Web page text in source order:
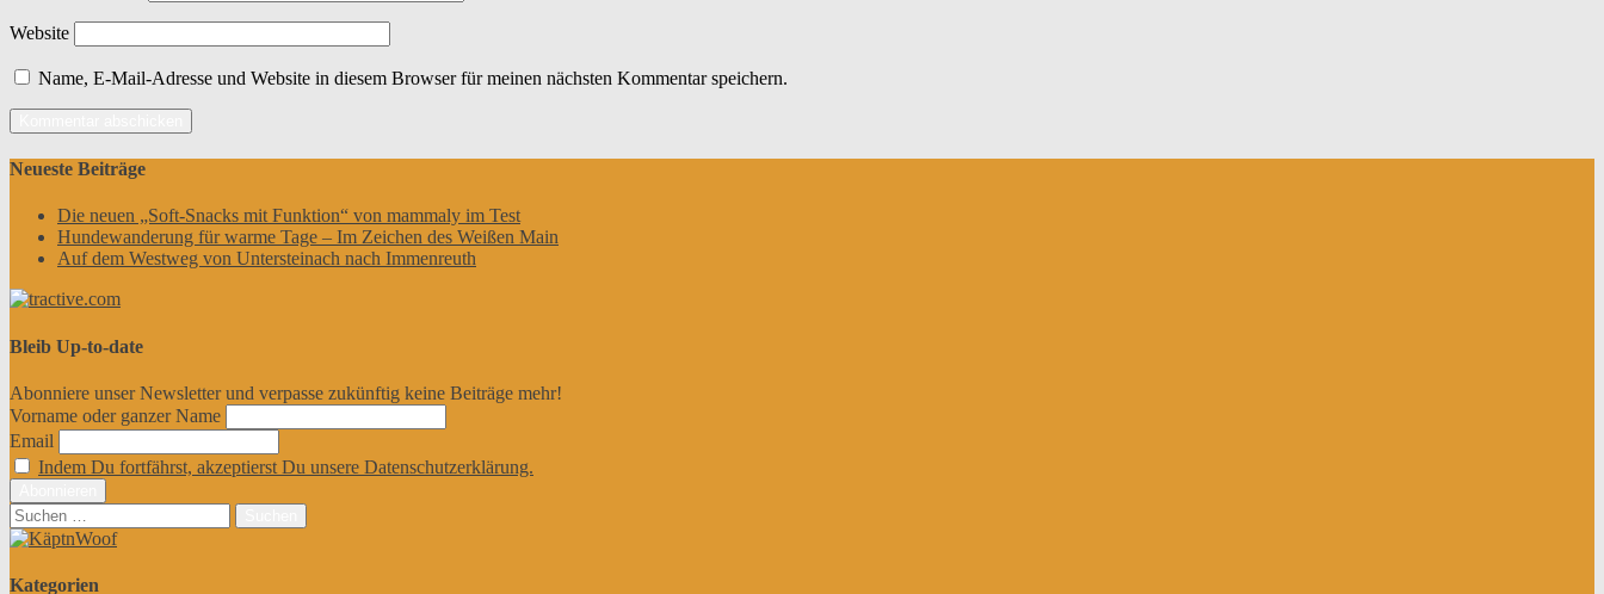
Website
Name, E-Mail-Adresse und Website in diesem Browser für meinen nächsten Kommentar speichern.
Neueste Beiträge
Die neuen „Soft-Snacks mit Funktion“ von mammaly im Test
Hundewanderung für warme Tage – Im Zeichen des Weißen Main
Auf dem Westweg von Untersteinach nach Immenreuth
Bleib Up-to-date
Abonniere unser Newsletter und verpasse zukünftig keine Beiträge mehr!
Vorname oder ganzer Name
Email
Indem Du fortfährst, akzeptierst Du unsere Datenschutzerklärung.
Suchen
nach:
Kategorien